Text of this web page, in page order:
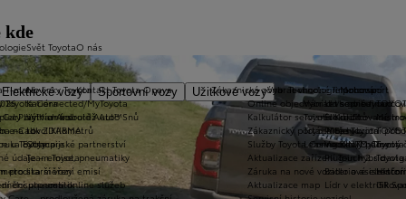
Elektrické vozy Sportovní vozy
Užitkové vozyVybrat vhodné financování
Vybrat vhodné
Toyota Kredit
Toyota Easy
Leasing KINTO One
zimních kol
na rok ZDARMA
Extracare
pro starší vozy
pneumatik
Zákaznická zóna
Online objednání do servisu
Kalkulátor servisních úkonů
Zákaznický portál Moje Toyota
Služby Toyota Connected/MyToyota
Aktualizace zařízení Touch 2 s
Záruka na nové vozidlo a asistenční
Aktualizace map
T-mate
Toyota Connected/MyToyota
CarPlay™ a Android Auto™
e-Call
u Toyoty
údaje – emise, pneumatiky
metodika měření emisí
dosutpnosti online služeb
Technologie pohonu
Let's go beyond
Elektrifikované
Plně hybridní
Vodíkový palivový
Plug-in hybrid
Bateriové
Lídr v
Svět Toyota
Novinky Toyota
Kariéra
Výtvarná soutěž Auto Snů
Lovci Kilometrů
Olympijské partnerství
Team Toyota
Motorsport
GR
O nás
Kontakt Toyota Opava
kde